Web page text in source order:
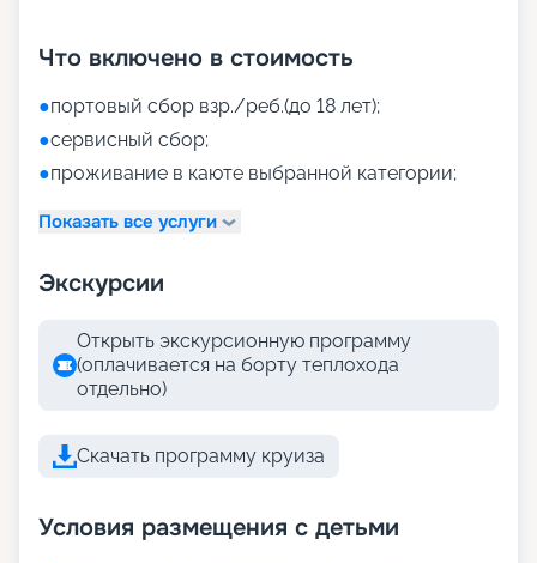
Что включено в стоимость
●портовый сбор взр./реб.(до 18 лет);
●сервисный сбор;
●проживание в каюте выбранной категории;
Показать все услуги
Экскурсии
Открыть экскурсионную программу
(оплачивается на борту теплохода
отдельно)
Скачать программу круиза
Условия размещения с детьми